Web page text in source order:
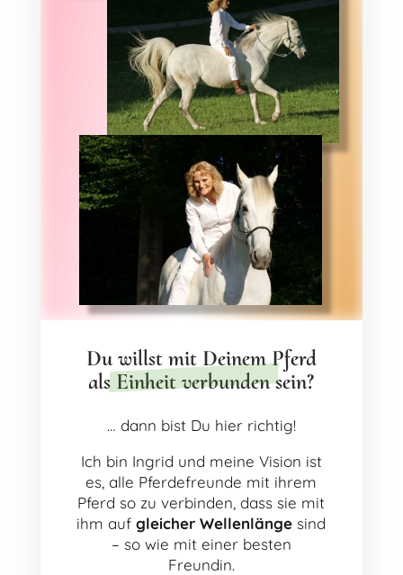
Du willst mit Deinem Pferd
als Einheit verbunden sein?
… dann bist Du hier richtig!
Ich bin Ingrid und meine Vision ist
es, alle Pferdefreunde mit ihrem
Pferd so zu verbinden, dass sie mit
ihm aufgleicher Wellenlänge sind
– so wie mit einer besten
Freundin.